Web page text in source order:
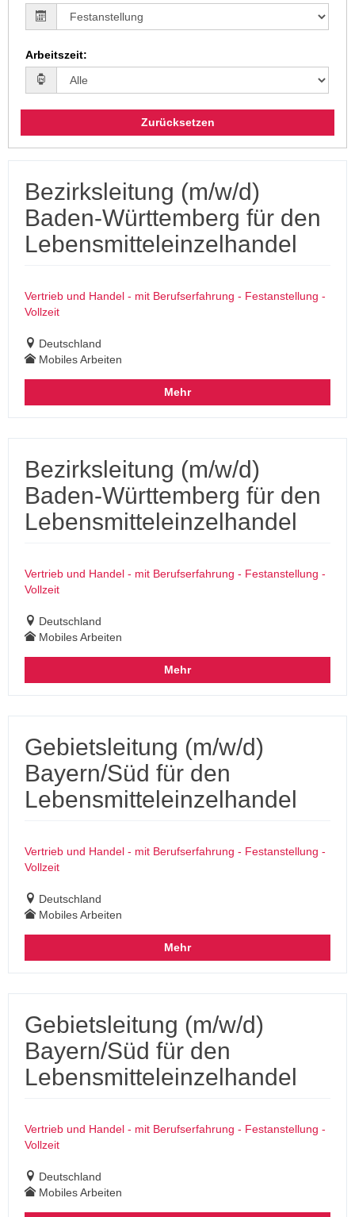
Arbeitszeit:
Zurücksetzen
Bezirksleitung (m/w/d)
Baden-Württemberg für den
Lebensmitteleinzelhandel
Vertrieb und Handel - mit Berufserfahrung - Festanstellung -
Vollzeit
Deutschland
Mobiles Arbeiten
Mehr
Bezirksleitung (m/w/d)
Baden-Württemberg für den
Lebensmitteleinzelhandel
Vertrieb und Handel - mit Berufserfahrung - Festanstellung -
Vollzeit
Deutschland
Mobiles Arbeiten
Mehr
Gebietsleitung (m/w/d)
Bayern/Süd für den
Lebensmitteleinzelhandel
Vertrieb und Handel - mit Berufserfahrung - Festanstellung -
Vollzeit
Deutschland
Mobiles Arbeiten
Mehr
Gebietsleitung (m/w/d)
Bayern/Süd für den
Lebensmitteleinzelhandel
Vertrieb und Handel - mit Berufserfahrung - Festanstellung -
Vollzeit
Deutschland
Mobiles Arbeiten